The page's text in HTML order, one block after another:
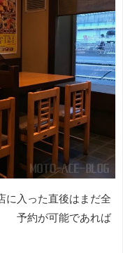
入った直後はまだ全
予約が可能であれば